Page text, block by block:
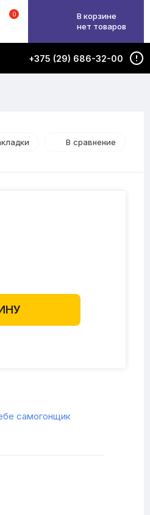
0
В корзине
нет товаров
+375 (29) 686-32-00
В сравнение
самогонщик